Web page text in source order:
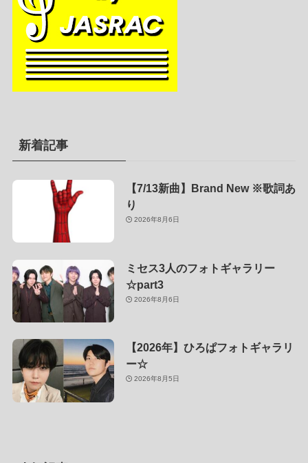
新着記事
【7/13新曲】Brand New ※歌詞あ
り
2026年8月6日
ミセス3人のフォトギャラリー
☆part3
2026年8月6日
【2026年】ひろぱフォトギャラリ
ー☆
2026年8月5日